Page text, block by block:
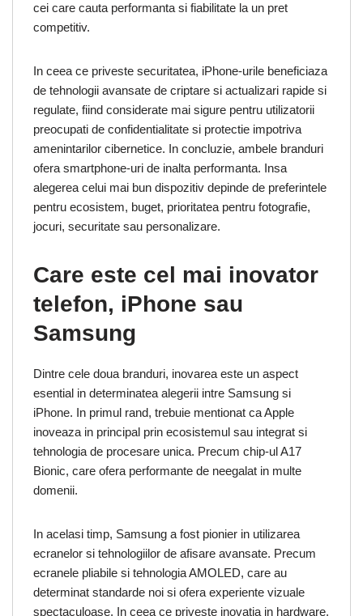
cei care cauta performanta si fiabilitate la un pret
competitiv.
In ceea ce priveste securitatea, iPhone-urile beneficiaza
de tehnologii avansate de criptare si actualizari rapide si
regulate, fiind considerate mai sigure pentru utilizatorii
preocupati de confidentialitate si protectie impotriva
amenintarilor cibernetice. In concluzie, ambele branduri
ofera smartphone-uri de inalta performanta. Insa
alegerea celui mai bun dispozitiv depinde de preferintele
pentru ecosistem, buget, prioritatea pentru fotografie,
jocuri, securitate sau personalizare.
Care este cel mai inovator
telefon, iPhone sau
Samsung
Dintre cele doua branduri, inovarea este un aspect
esential in determinatea alegerii intre Samsung si
iPhone. In primul rand, trebuie mentionat ca Apple
inoveaza in principal prin ecosistemul sau integrat si
tehnologia de procesare unica. Precum chip-ul A17
Bionic, care ofera performante de neegalat in multe
domenii.
In acelasi timp, Samsung a fost pionier in utilizarea
ecranelor si tehnologiilor de afisare avansate. Precum
ecranele pliabile si tehnologia AMOLED, care au
determinat standarde noi si ofera experiente vizuale
spectaculoase. In ceea ce priveste inovatia in hardware,